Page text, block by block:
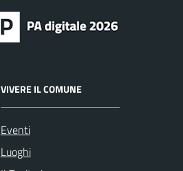
VIVERE IL COMUNE
Eventi
Luoghi